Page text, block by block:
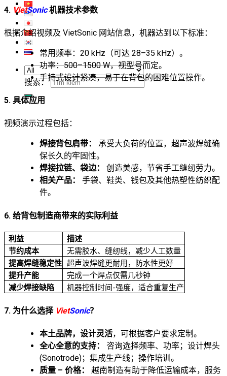
搜索：
4. VietSonic机器技术参数
根据介绍视频及 VietSonic 网站信息，机器达到以下标准：
常用频率：20 kHz（可达 28–35 kHz）。
功率：500–1500 W，视型号而定。
手持式设计紧凑，易于在背包的困难位置操作。
5. 具体应用
视频演示过程包括：
焊接背包肩带：
承受大负荷的位置，超声波焊缝确
保长久的牢固性。
焊接拉链、袋边：
创造美感，节省手工缝纫劳力。
相关产品：
手袋、鞋类、钱包及其他热塑性纺织配
件。
6. 给背包制造商带来的实际利益
利益
描述
节约成本
无需胶水、缝纫线，减少人工数量
提高焊缝稳定性 超声波焊缝更耐用，防水性更好
提升产能
完成一个焊点仅需几秒钟
减少焊接缺陷
机器控制时间-强度，适合重复生产
7. 为什么选择 VietSonic？
本土品牌，设计灵活，可根据客户要求定制。
全心全意的支持：
咨询选择频率、功率；设计焊头
(Sonotrode)；集成生产线；操作培训。
质量 – 价格：
越南制造有助于降低运输成本，服务